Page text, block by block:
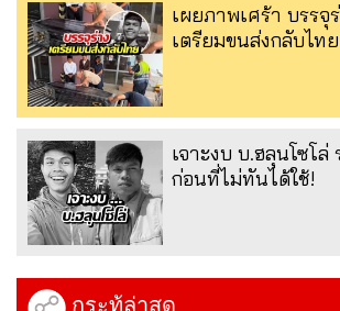
เผยภาพเศร้า บรรจุ
เตรียมขนส่งกลับไทย
เจาะงบ บ.ฮลุนโซโล่
ก่อนที่ไม่ทันได้ใช้!
กระทู้ล่าสุด